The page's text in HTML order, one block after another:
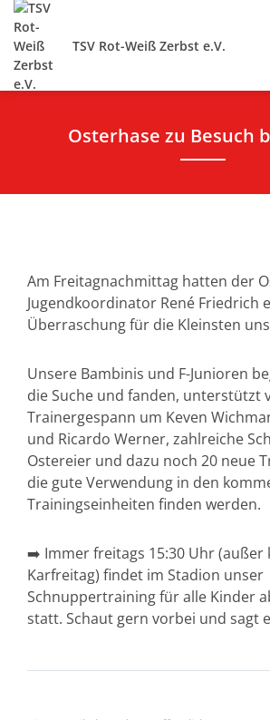
TSV Rot-Weiß Zerbst e.V.
Osterhase zu Besuch
Am Freitagnachmittag hatten der
Jugendkoordinator René Friedrich
Überraschung für die Kleinsten
Unsere Bambinis und F-Junioren
die Suche und fanden, unterstützt
Trainergespann um Keven
und Ricardo Werner, zahlreiche
Ostereier und dazu noch 20 neue
die gute Verwendung in den
Trainingseinheiten finden werden.
➡️ Immer freitags 15:30 Uhr (außer
Karfreitag) findet im Stadion unser
Schnuppertraining für alle Kinder
statt. Schaut gern vorbei und sagt